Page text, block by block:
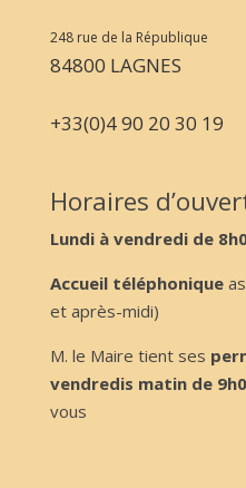
248 rue de la République
84800 LAGNES
+33(0)4 90 20 30 19
Horaires
Lundi à vendredi de
Accueil téléphonique
et après-midi)
M. le Maire tient ses
vendredis matin de
vous